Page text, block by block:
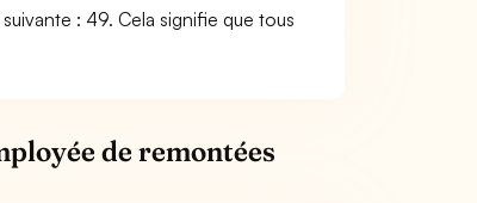
: 49. Cela signifie que tous
de remontées